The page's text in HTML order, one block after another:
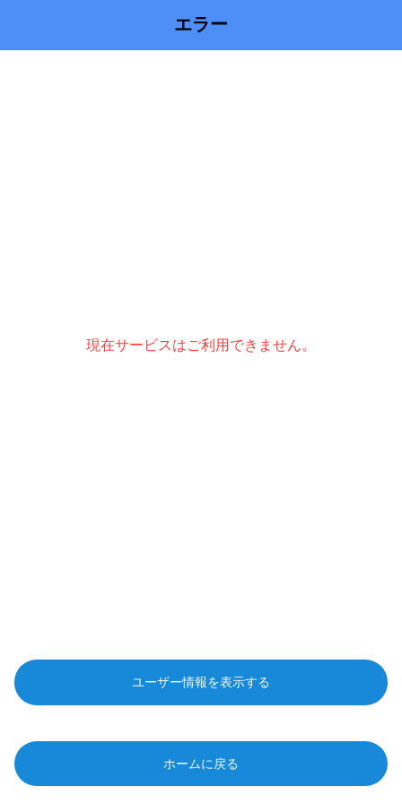
エラー
現在サービスはご利用できません。
ユーザー情報を表示する
ホームに戻る